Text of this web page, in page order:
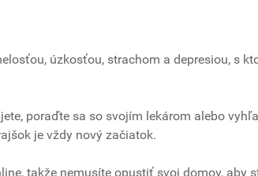
úzkosťou, strachom a depresiou, s
poraďte sa so svojím lekárom alebo
je vždy nový začiatok.
takže nemusíte opustiť svoj domov, aby